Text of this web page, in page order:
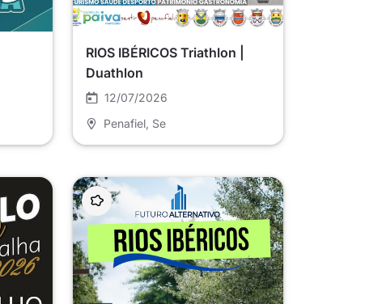
RIOS IBÉRICOS Triathlon |
Duathlon
12/07/2026
Penafiel , Se